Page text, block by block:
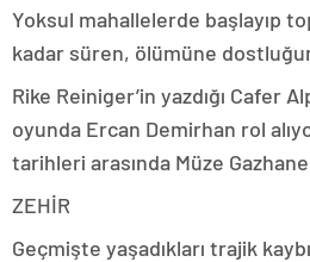
Yoksul mahallelerde başlayıp
kadar süren, ölümüne
Rike Reiniger’in yazdığı Cafer
oyunda Ercan Demirhan rol
tarihleri arasında Müze Gazhane
ZEHİR
Geçmişte yaşadıkları trajik